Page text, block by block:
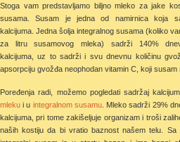
Stoga vam predstavljamo biljno mleko za jake
susama. Susam je jedna od namirnica koja
kalcijuma. Jedna šolja integralnog susama (koliko
za litru susamovog mleka) sadrži 140%
kalcijuma, uz to sadrži i svu dnevnu količinu
apsorpciju gvožđa neophodan vitamin C, koji susam
Poređenja radi, možemo pogledati sadržaj
mleku i u integralnom susamu. Mleko sadrži 29%
kalcijuma, pri tome zakišeljuje organizam i troši
naših kostiju da bi vratio baznost našem telu. Sa